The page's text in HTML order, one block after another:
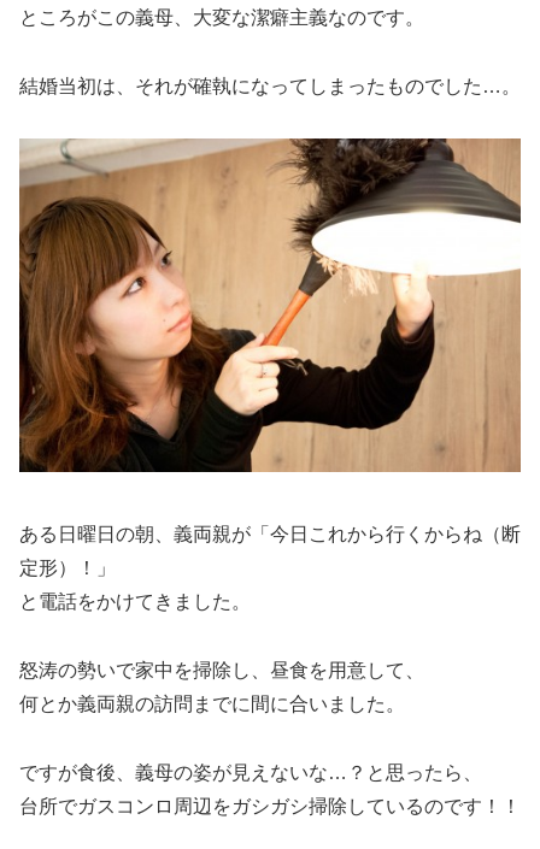
ところがこの義母、大変な潔癖主義なのです。
結婚当初は、それが確執になってしまったものでした…。
ある日曜日の朝、義両親が「今日これから行くからね（断
定形）！」
と電話をかけてきました。
怒涛の勢いで家中を掃除し、昼食を用意して、
何とか義両親の訪問までに間に合いました。
ですが食後、義母の姿が見えないな…？と思ったら、
台所でガスコンロ周辺をガシガシ掃除しているのです！！